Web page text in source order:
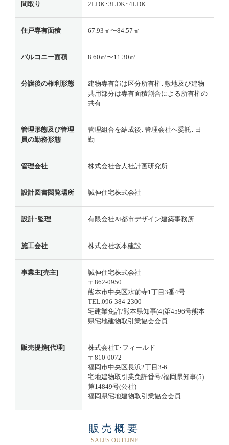
間取り 2LDK･3LDK･4LDK
住戸専有面積 67.93㎡〜84.57㎡
バルコニー面積 8.60㎡〜11.30㎡
分譲後の権利形態
建物専有部は区分所有権､敷地及び建物
共用部分は専有面積割合による所有権の
共有
管理形態及び管理
員の勤務形態
管理組合を結成後､管理会社へ委託､日
勤
管理会社 株式会社合人社計画研究所
設計図書閲覧場所 誠伸住宅株式会社
設計･監理 有限会社Ai都市デザイン建築事務所
施工会社 株式会社坂本建設
事業主[売主]
誠伸住宅株式会社
〒862-0950
熊本市中央区水前寺1丁目3番4号
TEL.096-384-2300
宅建業免許/熊本県知事(4)第4596号熊本
県宅地建物取引業協会会員
販売提携[代理]
株式会社T･フィールド
〒810-0072
福岡市中央区長浜2丁目3-6
宅地建物取引業免許番号/福岡県知事(5)
第14849号(公社)
福岡県宅地建物取引業協会会員
販売概要
SALES OUTLINE